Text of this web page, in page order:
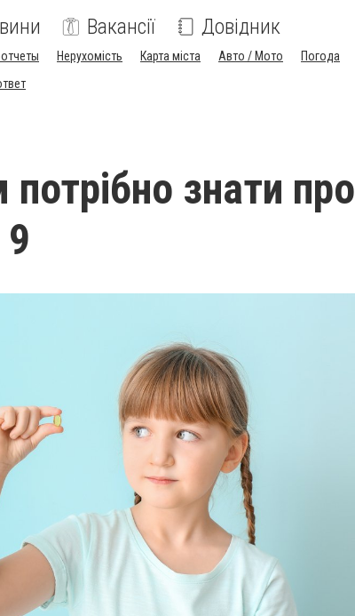
Вакансії Довідник
Нерухомість Карта міста Авто / Мото Погода
знати про